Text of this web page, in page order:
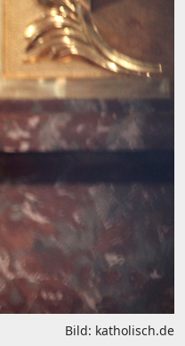
Bild: katholisch.de